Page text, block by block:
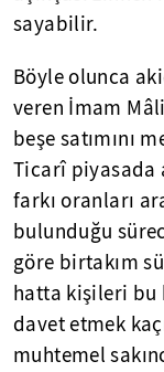
sayabilir.
Böyle olunca
veren İmam
beşe satımını
Ticarî piyasada
farkı oranları
bulunduğu
göre birtakım
hatta kişileri bu
davet etmek
muhtemel